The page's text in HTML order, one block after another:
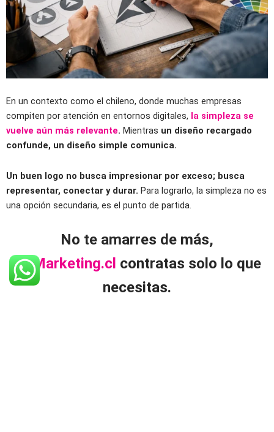
En un contexto como el chileno, donde muchas empresas
compiten por atención en entornos digitales, la simpleza se
vuelve aún más relevante. Mientras un diseño recargado
confunde, un diseño simple comunica.
Un buen logo no busca impresionar por exceso; busca
representar, conectar y durar. Para lograrlo, la simpleza no es
una opción secundaria, es el punto de partida.
No te amarres de más,
enMarketing.cl contratas solo lo que
necesitas.